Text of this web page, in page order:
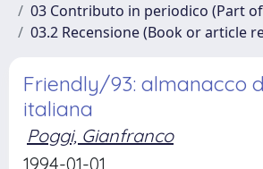
03 Contributo in periodico (Part
03.2 Recensione (Book or article
Friendly/93: almanacco
italiana
Poggi, Gianfranco
1994-01-01